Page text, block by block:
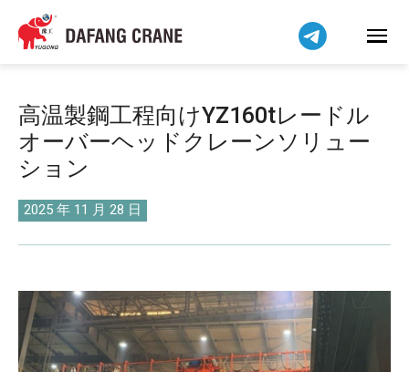
高温製鋼工程向けYZ160tレードル
オーバーヘッドクレーンソリュー
ション
2025 年 11 月 28 日
Bahasa Indonesia
Bahasa Melayu
বাংলা
فارسی
Pilipino
اردو
Українська
Беларуская мова
Kiswahili
Dansk